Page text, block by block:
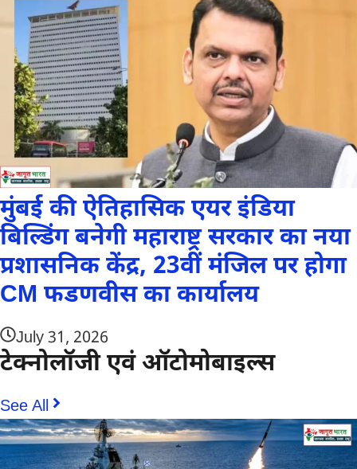
मुंबई की ऐतिहासिक एयर इंडिया
बिल्डिंग बनेगी महाराष्ट्र सरकार का नया
प्रशासनिक केंद्र, 23वीं मंजिल पर होगा
CM फडणवीस का कार्यालय
July 31, 2026
टेक्नोलॉजी एवं ऑटोमोबाइल्स
See All